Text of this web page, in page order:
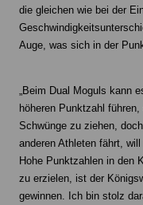
die gleichen wie bei der
Auge, was sich in der
„Beim Dual Moguls kann
höheren Punktzahl
Schwünge zu ziehen,
anderen Athleten fährt,
Hohe Punktzahlen in den
zu erzielen, ist der
gewinnen. Ich bin stolz